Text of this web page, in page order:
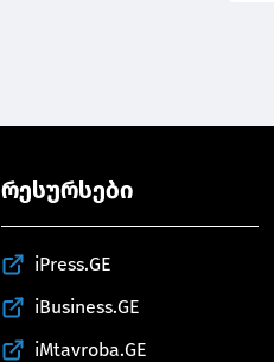
რესურსები
iPress.GE
iBusiness.GE
iMtavroba.GE